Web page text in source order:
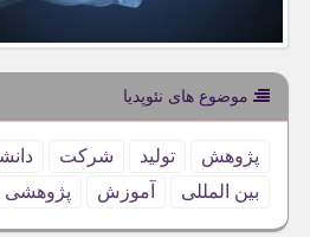
موضوع های نئوپدیا
پژوهش تولید شركت
بین المللی
آموزش پژوهشی